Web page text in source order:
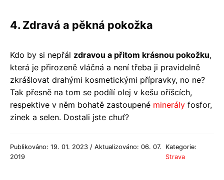
4. Zdravá a pěkná pokožka
Kdo by si nepřál zdravou a přitom krásnou pokožku,
která je přirozeně vláčná a není třeba ji pravidelně
zkrášlovat drahými kosmetickými přípravky, no ne?
Tak přesně na tom se podílí olej v kešu oříšcích,
respektive v něm bohatě zastoupené minerály fosfor,
zinek a selen. Dostali jste chuť?
Publikováno: 19. 01. 2023 / Aktualizováno: 06. 07.
2019
Kategorie:
Strava